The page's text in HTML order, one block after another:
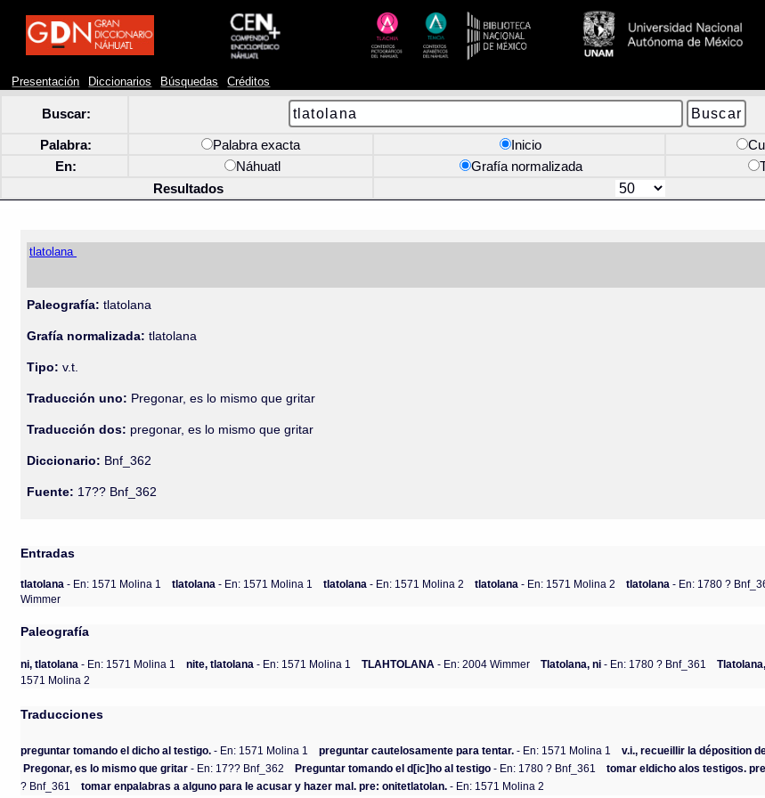
Presentación Diccionarios Búsquedas Créditos
Buscar:
Palabra: Palabra exacta Inicio
En:
Náhuatl Grafía normalizada
Resultados
tlatolana
Paleografía: tlatolana
Grafía normalizada: tlatolana
Tipo: v.t.
Traducción uno: Pregonar, es lo mismo que gritar
Traducción dos: pregonar, es lo mismo que gritar
Diccionario: Bnf_362
Fuente: 17?? Bnf_362
Entradas
tlatolana- En: 1571 Molina 1 tlatolana- En: 1571 Molina 1 tlatolana- En: 1571 Molina 2 tlatolana- En: 1571 Molina 2 tlatolana- En: 1780 ?
Wimmer
Paleografía
ni, tlatolana - En: 1571 Molina 1 nite, tlatolana - En: 1571 Molina 1 TLAHTOLANA - En: 2004 Wimmer Tlatolana, ni - En: 1780 ? Bnf_361
1571 Molina 2
Traducciones
preguntar tomando el dicho al testigo. - En: 1571 Molina 1 preguntar cautelosamente para tentar. - En: 1571 Molina 1 v.i., recueillir la déposition
Pregonar, es lo mismo que gritar - En: 17?? Bnf_362 Preguntar tomando el d[ic]ho al testigo - En: 1780 ? Bnf_361 tomar eldicho alos testigos.
? Bnf_361
tomar enpalabras a alguno para le acusar y hazer mal. pre: onitetlatolan. - En: 1571 Molina 2